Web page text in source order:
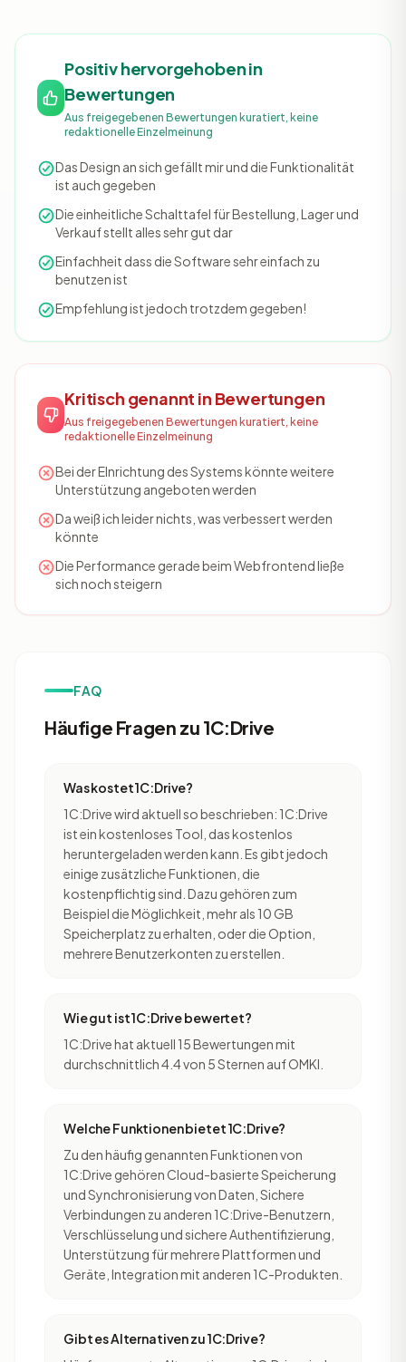
Positiv hervorgehoben in
Bewertungen
Aus freigegebenen Bewertungen kuratiert, keine
redaktionelle Einzelmeinung
Das Design an sich gefällt mir und die Funktionalität
ist auch gegeben
Die einheitliche Schalttafel für Bestellung, Lager und
Verkauf stellt alles sehr gut dar
Einfachheit dass die Software sehr einfach zu
benutzen ist
Empfehlung ist jedoch trotzdem gegeben!
Kritisch genannt in Bewertungen
Aus freigegebenen Bewertungen kuratiert, keine
redaktionelle Einzelmeinung
Bei der EInrichtung des Systems könnte weitere
Unterstützung angeboten werden
Da weiß ich leider nichts, was verbessert werden
könnte
Die Performance gerade beim Webfrontend ließe
sich noch steigern
FAQ
Häufige Fragen zu 1C:Drive
Was kostet 1C:Drive?
1C:Drive wird aktuell so beschrieben: 1C:Drive
ist ein kostenloses Tool, das kostenlos
heruntergeladen werden kann. Es gibt jedoch
einige zusätzliche Funktionen, die
kostenpflichtig sind. Dazu gehören zum
Beispiel die Möglichkeit, mehr als 10 GB
Speicherplatz zu erhalten, oder die Option,
mehrere Benutzerkonten zu erstellen.
Wie gut ist 1C:Drive bewertet?
1C:Drive hat aktuell 15 Bewertungen mit
durchschnittlich 4.4 von 5 Sternen auf OMKI.
Welche Funktionen bietet 1C:Drive?
Zu den häufig genannten Funktionen von
1C:Drive gehören Cloud-basierte Speicherung
und Synchronisierung von Daten, Sichere
Verbindungen zu anderen 1C:Drive-Benutzern,
Verschlüsselung und sichere Authentifizierung,
Unterstützung für mehrere Plattformen und
Geräte, Integration mit anderen 1C-Produkten.
Gibt es Alternativen zu 1C:Drive?